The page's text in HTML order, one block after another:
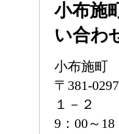
小布施
い合わ
小布施町
〒381-
１－２
9：00～18